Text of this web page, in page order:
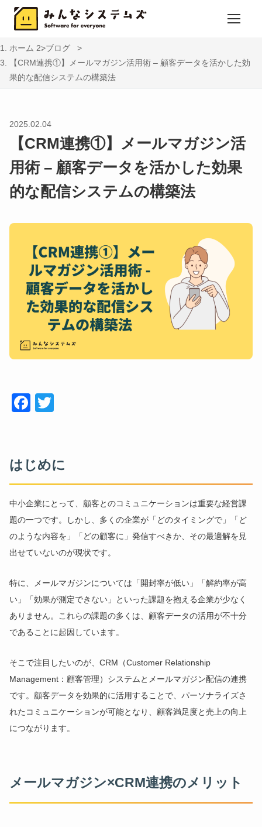
ホーム
ブログ
【CRM連携①】メールマガジン活用術 – 顧客データを活かした効
果的な配信システムの構築法
2025.02.04
【CRM連携①】メールマガジン活
用術 – 顧客データを活かした効果
的な配信システムの構築法
Face
はじめに
中小企業にとって、顧客とのコミュニケーションは重要な経営課
題の一つです。しかし、多くの企業が「どのタイミングで」「ど
のような内容を」「どの顧客に」発信すべきか、その最適解を見
出せていないのが現状です。
特に、メールマガジンについては「開封率が低い」「解約率が高
い」「効果が測定できない」といった課題を抱える企業が少なく
ありません。これらの課題の多くは、顧客データの活用が不十分
であることに起因しています。
そこで注目したいのが、CRM（Customer Relationship
Management：顧客管理）システムとメールマガジン配信の連携
です。顧客データを効果的に活用することで、パーソナライズさ
れたコミュニケーションが可能となり、顧客満足度と売上の向上
につながります。
メールマガジン×CRM連携のメリット